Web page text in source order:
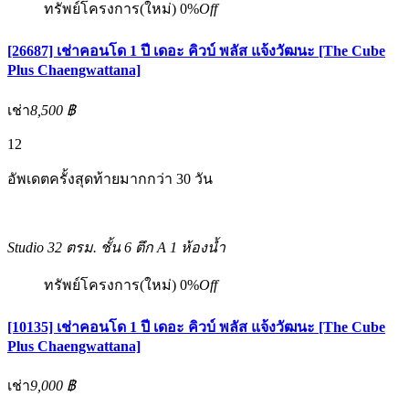
ทรัพย์โครงการ(ใหม่) 0%Off
[26687] เช่าคอนโด 1 ปี เดอะ คิวบ์ พลัส แจ้งวัฒนะ [The Cube
Plus Chaengwattana]
เช่า8,500 ฿
12
อัพเดตครั้งสุดท้ายมากกว่า 30 วัน
Studio 32 ตรม. ชั้น 6 ตึก A 1 ห้องน้ำ
ทรัพย์โครงการ(ใหม่) 0%Off
[10135] เช่าคอนโด 1 ปี เดอะ คิวบ์ พลัส แจ้งวัฒนะ [The Cube
Plus Chaengwattana]
เช่า9,000 ฿